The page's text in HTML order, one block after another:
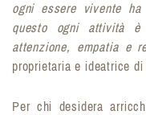
ogni essere vivente
questo ogni attività è
attenzione, empatia e
proprietaria e ideatrice di
Per chi desidera